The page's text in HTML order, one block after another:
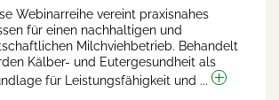
Webinarreihe vereint praxisnahes
für einen nachhaltigen und
Milchviehbetrieb. Behandelt
Kälber- und Eutergesundheit als
für Leistungsfähigkeit und ...